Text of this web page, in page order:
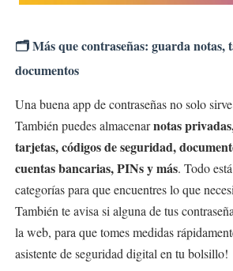
🗂️ Más que contraseñas: guarda notas,
documentos
Una buena app de contraseñas no solo
También puedes almacenarnotas
tarjetas, códigos de seguridad,
cuentas bancarias, PINs y más. Todo
categorías para que encuentres lo que
También te avisa si alguna de tus
la web, para que tomes medidas
asistente de seguridad digital en tu